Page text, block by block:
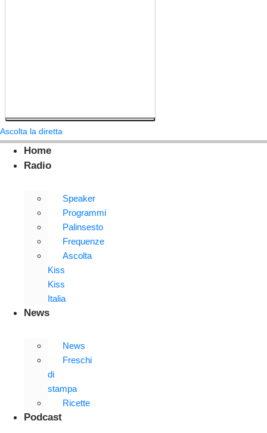
Ascolta la diretta
Home
Radio
Speaker
Programmi
Palinsesto
Frequenze
Ascolta
Kiss
Kiss
Italia
News
News
Freschi
di
stampa
Ricette
Podcast